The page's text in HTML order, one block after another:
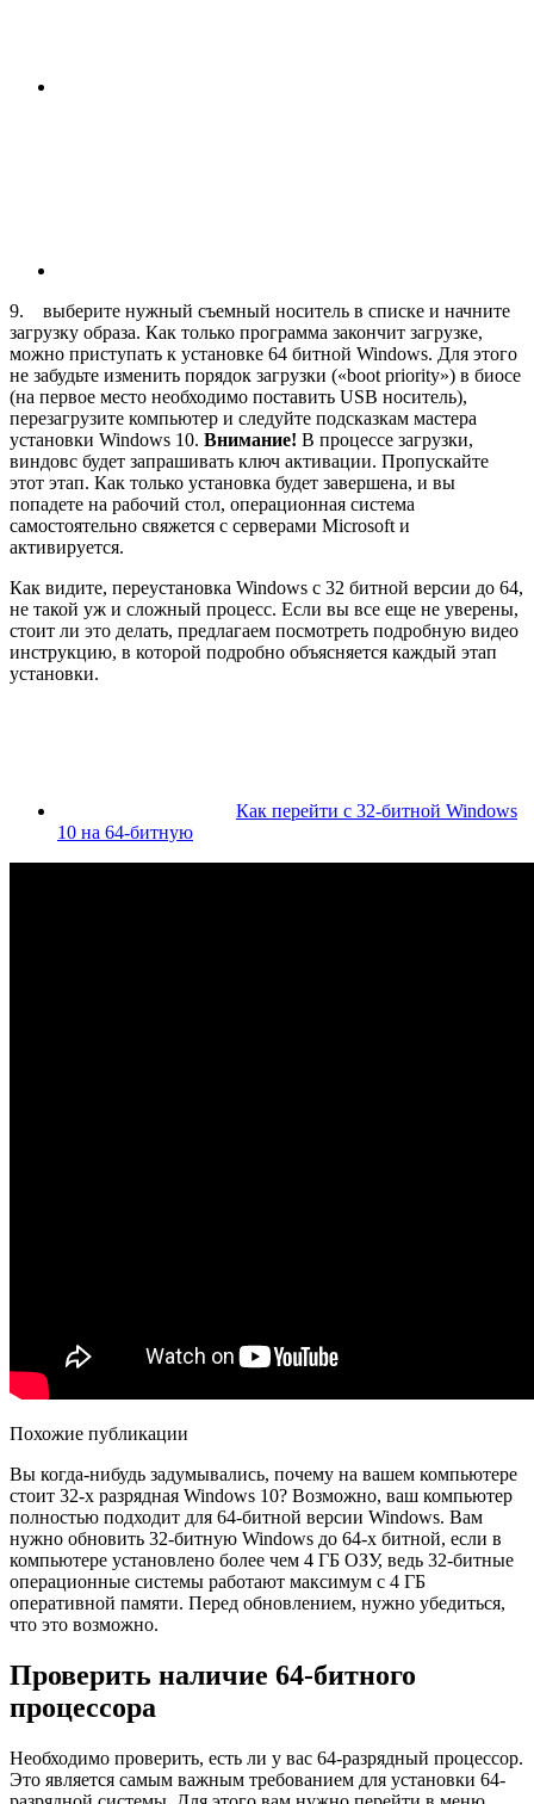
9. выберите нужный съемный носитель в списке и начните
загрузку образа. Как только программа закончит загрузке,
можно приступать к установке 64 битной Windows. Для этого
не забудьте изменить порядок загрузки («boot priority») в биосе
(на первое место необходимо поставить USB носитель),
перезагрузите компьютер и следуйте подсказкам мастера
установки Windows 10. Внимание! В процессе загрузки,
виндовс будет запрашивать ключ активации. Пропускайте
этот этап. Как только установка будет завершена, и вы
попадете на рабочий стол, операционная система
самостоятельно свяжется с серверами Microsoft и
активируется.
Как видите, переустановка Windows с 32 битной версии до 64,
не такой уж и сложный процесс. Если вы все еще не уверены,
стоит ли это делать, предлагаем посмотреть подробную видео
инструкцию, в которой подробно объясняется каждый этап
установки.
Как перейти с 32-битной Windows
10 на 64-битную
Похожие публикации
Вы когда-нибудь задумывались, почему на вашем компьютере
стоит 32-х разрядная Windows 10? Возможно, ваш компьютер
полностью подходит для 64-битной версии Windows. Вам
нужно обновить 32-битную Windows до 64-х битной, если в
компьютере установлено более чем 4 ГБ ОЗУ, ведь 32-битные
операционные системы работают максимум с 4 ГБ
оперативной памяти. Перед обновлением, нужно убедиться,
что это возможно.
Проверить наличие 64-битного
процессора
Необходимо проверить, есть ли у вас 64-разрядный процессор.
Это является самым важным требованием для установки 64-